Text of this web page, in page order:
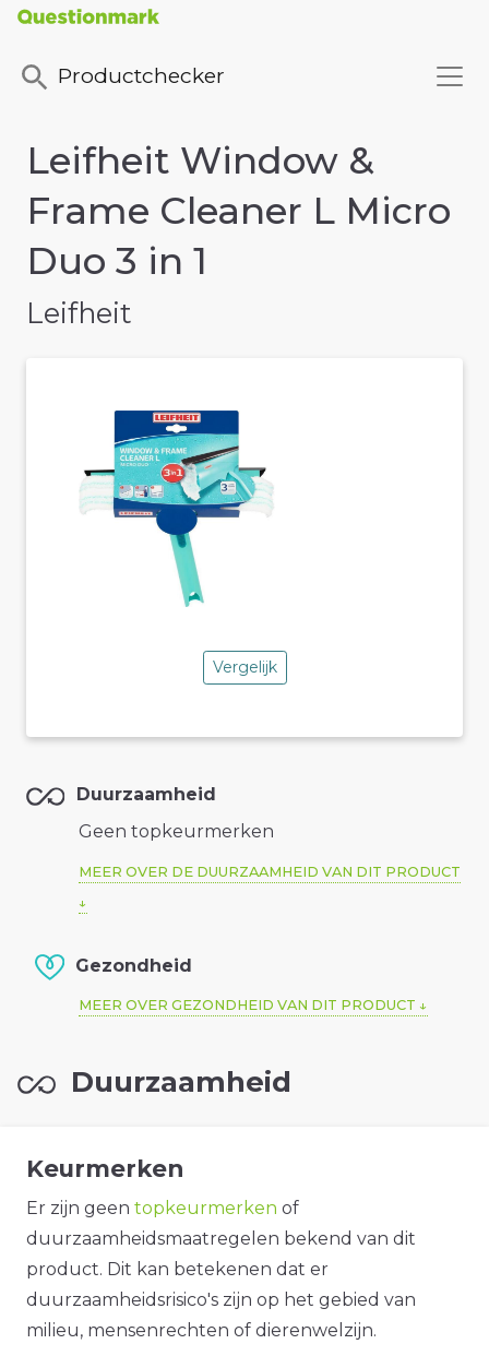
Productchecker
Leifheit Window &
Frame Cleaner L Micro
Duo 3 in 1
Leifheit
Vergelijk
Duurzaamheid
Geen topkeurmerken
MEER OVER DE DUURZAAMHEID VAN DIT PRODUCT
Gezondheid
MEER OVER GEZONDHEID VAN DIT PRODUCT
Duurzaamheid
Keurmerken
Er zijn geen topkeurmerken of
duurzaamheidsmaatregelen bekend van dit
product. Dit kan betekenen dat er
duurzaamheidsrisico's zijn op het gebied van
milieu, mensenrechten of dierenwelzijn.